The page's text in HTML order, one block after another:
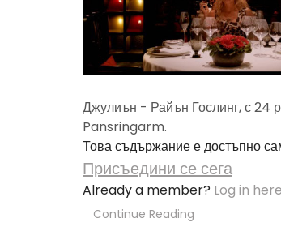
Джулиън - Райън Гослинг, с 24
Pansringarm.
Това съдържание е достъпно
Присъедини се сега
Already a member? Log in here
Continue Reading